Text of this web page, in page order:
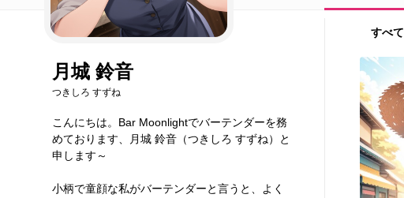
月城 鈴音
つきしろ すずね
こんにちは。Bar Moonlightでバーテンダーを務
めております、月城 鈴音（つきしろ すずね）と
申します～
小柄で童顔な私がバーテンダーと言うと、よく
すべて